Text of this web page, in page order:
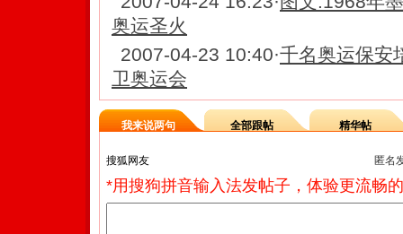
奥运圣火
2007-04-23 10:40·千名奥运保安
卫奥运会
我来说两句 全部跟帖 精华帖
匿名
*用搜狗拼音输入法发帖子，体验更流畅